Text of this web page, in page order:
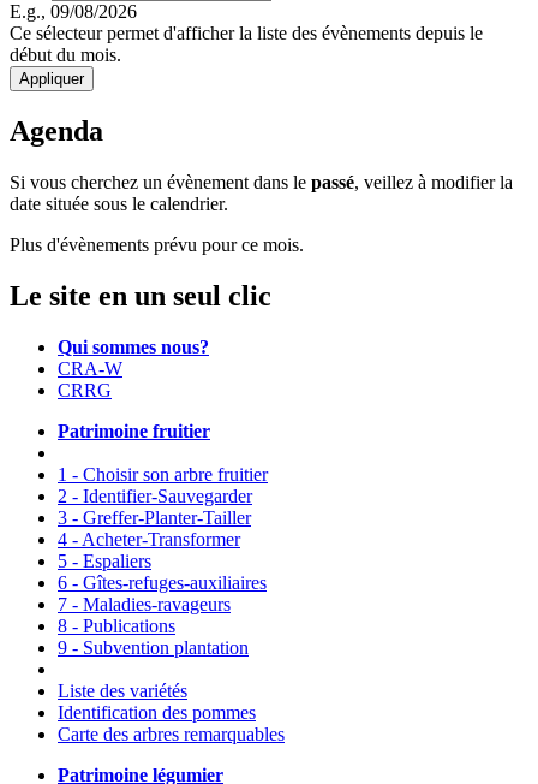
E.g., 09/08/2026
Ce sélecteur permet d'afficher la liste des évènements depuis le
début du mois.
Agenda
Si vous cherchez un évènement dans le passé, veillez à modifier la
date située sous le calendrier.
Plus d'évènements prévu pour ce mois.
Le site en un seul clic
Qui sommes nous?
CRA-W
CRRG
Patrimoine fruitier
1 - Choisir son arbre fruitier
2 - Identifier-Sauvegarder
3 - Greffer-Planter-Tailler
4 - Acheter-Transformer
5 - Espaliers
6 - Gîtes-refuges-auxiliaires
7 - Maladies-ravageurs
8 - Publications
9 - Subvention plantation
Liste des variétés
Identification des pommes
Carte des arbres remarquables
Patrimoine légumier